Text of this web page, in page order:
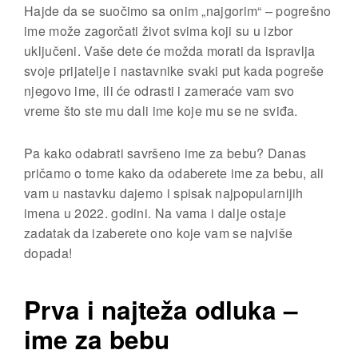
Hajde da se suočimo sa onim „najgorim“ – pogrešno
ime može zagorčati život svima koji su u izbor
uključeni. Vaše dete će možda morati da ispravlja
svoje prijatelje i nastavnike svaki put kada pogreše
njegovo ime, ili će odrasti i zameraće vam svo
vreme što ste mu dali ime koje mu se ne sviđa.
Pa kako odabrati savršeno ime za bebu? Danas
pričamo o tome kako da odaberete ime za bebu, ali
vam u nastavku dajemo i spisak najpopularnijih
imena u 2022. godini. Na vama i dalje ostaje
zadatak da izaberete ono koje vam se najviše
dopada!
Prva i najteža odluka –
ime za bebu